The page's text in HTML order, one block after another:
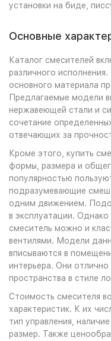
установки на биде,
Основные
Каталог смесителей
различного
основного материала
Предлагаемые модели
нержавеющей стали и
сочетание
отвечающих за
Кроме этого, купить
формы, размера и
популярностью
подразумевающие
одним движением.
в эксплуатации. Однако
смеситель можно и
вентилями. Модели
вписываются в
интерьера. Они
пространства в стиле
Стоимость смесителя
характеристик. К их
тип управления,
размер. Также